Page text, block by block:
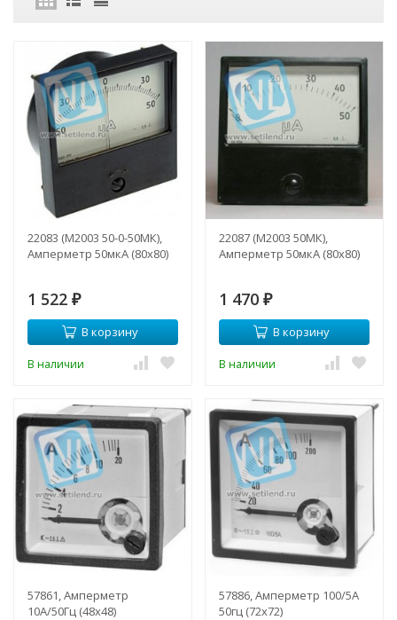
22083 (М2003 50-0-50МК),
Амперметр 50мкА (80х80)
1 522 ₽
В корзину
В наличии
22087 (М2003 50МК),
Амперметр 50мкА (80х80)
1 470 ₽
В корзину
В наличии
57861, Амперметр
10А/50Гц (48х48)
57886, Амперметр 100/5А
50гц (72х72)